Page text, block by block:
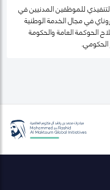
للموظفين المدنيين في
في مجال الخدمة الوطنية
الحوكمة العامة والحكومة
الحكومي.